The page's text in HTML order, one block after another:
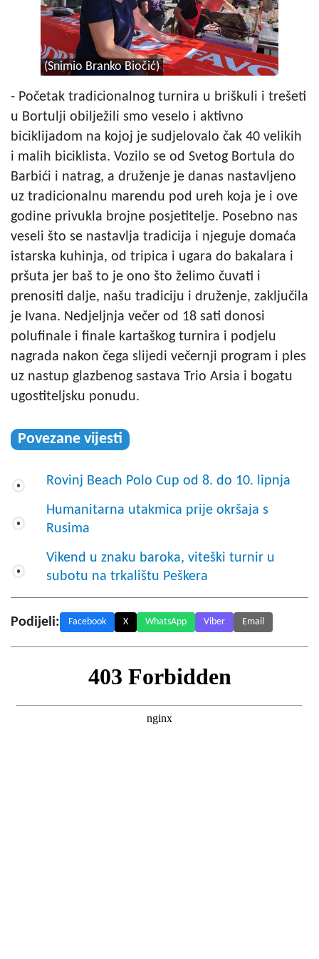
(Snimio Branko Biočić)
- Početak tradicionalnog turnira u briškuli i trešeti
u Bortulji obilježili smo veselo i aktivno
biciklijadom na kojoj je sudjelovalo čak 40 velikih
i malih biciklista. Vozilo se od Svetog Bortula do
Barbići i natrag, a druženje je danas nastavljeno
uz tradicionalnu marendu pod ureh koja je i ove
godine privukla brojne posjetitelje. Posebno nas
veseli što se nastavlja tradicija i njeguje domaća
istarska kuhinja, od tripica i ugara do bakalara i
pršuta jer baš to je ono što želimo čuvati i
prenositi dalje, našu tradiciju i druženje, zaključila
je Ivana. Nedjeljnja večer od 18 sati donosi
polufinale i finale kartaškog turnira i podjelu
nagrada nakon čega slijedi večernji program i ples
uz nastup glazbenog sastava Trio Arsia i bogatu
ugostiteljsku ponudu.
Povezane vijesti
Rovinj Beach Polo Cup od 8. do 10. lipnja
Humanitarna utakmica prije okršaja s
Rusima
Vikend u znaku baroka, viteški turnir u
subotu na trkalištu Peškera
Podijeli: Facebook X WhatsApp Viber Email